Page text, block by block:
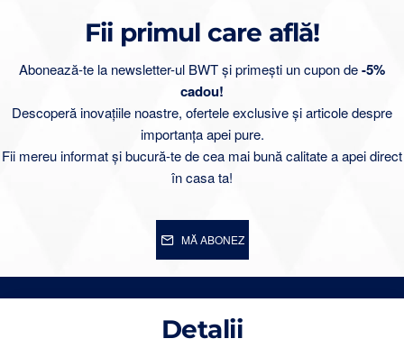
Fii primul care află!
Abonează-te la newsletter-ul BWT și primești un cupon de-5%
cadou!
Descoperă inovațiile noastre, ofertele exclusive și articole despre
importanța apei pure.
Fii mereu informat și bucură-te de cea mai bună calitate a apei direct
în casa ta!
MĂ ABONEZ
Detalii